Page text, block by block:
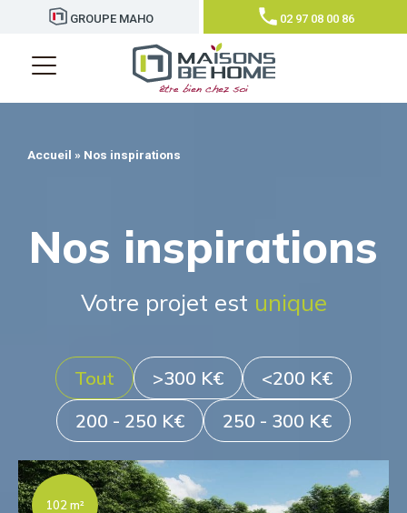
GROUPE MAHO 02 97 08 00 86
Accueil » Nos inspirations
Nos inspirations
Votre projet est unique
>300 K€
<200 K€
200 - 250 K€
250 - 300 K€
Tout
102 m²